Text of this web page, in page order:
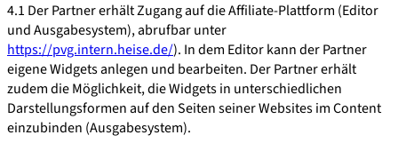
4.1 Der Partner erhält Zugang auf die Affiliate-Plattform (Editor
und Ausgabesystem), abrufbar unter
https://pvg.intern.heise.de/). In dem Editor kann der Partner
eigene Widgets anlegen und bearbeiten. Der Partner erhält
zudem die Möglichkeit, die Widgets in unterschiedlichen
Darstellungsformen auf den Seiten seiner Websites im Content
einzubinden (Ausgabesystem).